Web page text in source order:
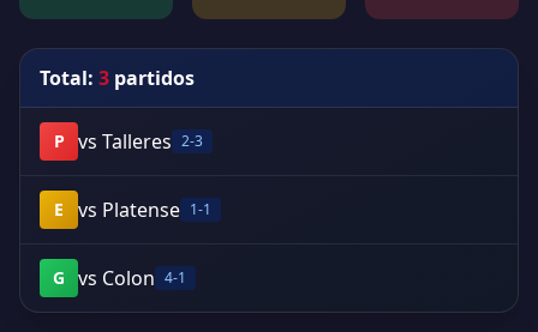
Total: 3 partidos
P vs Talleres 2-3
E vs Platense 1-1
G vs Colon 4-1